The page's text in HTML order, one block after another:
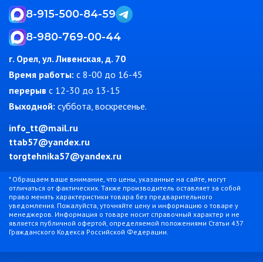
8-915-500-84-59
8-980-769-00-44
г. Орел, ул. Ливенская, д. 70
Время работы: c 8-00 до 16-45
перерыв с 12-30 до 13-15
Выходной: суббота, воскресенье.
info_tt@mail.ru
ttab57@yandex.ru
torgtehnika57@yandex.ru
* Обращаем ваше внимание, что цены, указанные на сайте, могут
отличаться от фактических. Также производитель оставляет за собой
право менять характеристики товара без предварительного
уведомления. Пожалуйста, уточняйте цену и информацию о товаре у
менеджеров. Информация о товаре носит справочный характер и не
является публичной офертой, определяемой положениями Статьи 437
Гражданского Кодекса Российской Федерации.